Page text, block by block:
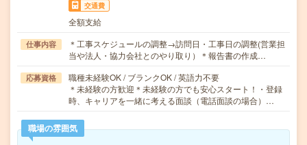
交通費
全額支給
仕事内容
＊工事スケジュールの調整→訪問日・工事日の調整(営業担
当や法人・協力会社とのやり取り）＊報告書の作成…
応募資格
職種未経験OK / ブランクOK / 英語力不要
＊未経験の方歓迎＊未経験の方でも安心スタート！・登録
時、キャリアを一緒に考える面談（電話面談の場合）…
職場の雰囲気